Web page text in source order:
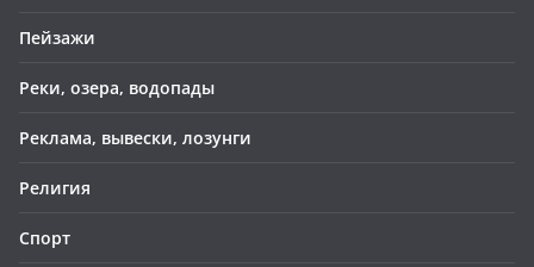
Пейзажи
Реки, озера, водопады
Реклама, вывески, лозунги
Религия
Спорт